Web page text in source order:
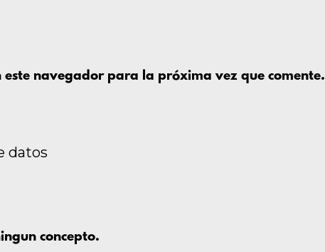
navegador para la próxima vez que comente.
datos
concepto.